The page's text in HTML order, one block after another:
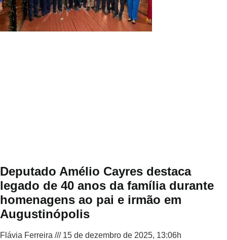
Deputado Amélio Cayres destaca
legado de 40 anos da família durante
homenagens ao pai e irmão em
Augustinópolis
Flávia Ferreira
15 de dezembro de 2025, 13:06h